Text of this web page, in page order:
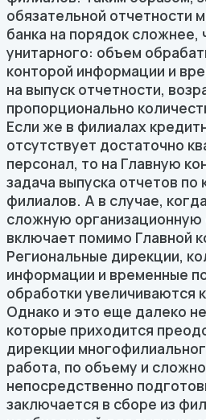
обязательной отчетности
банка на порядок сложнее,
унитарного: объем
конторой информации и
на выпуск отчетности,
пропорционально
Если же в филиалах
отсутствует достаточно
персонал, то на Главную
задача выпуска отчетов по
филиалов. А в случае,
сложную организационную
включает помимо Главной
Региональные дирекции,
информации и временные
обработки увеличиваются
Однако и это еще далеко
которые приходится
дирекции
работа, по объему и
непосредственно
заключается в сборе из